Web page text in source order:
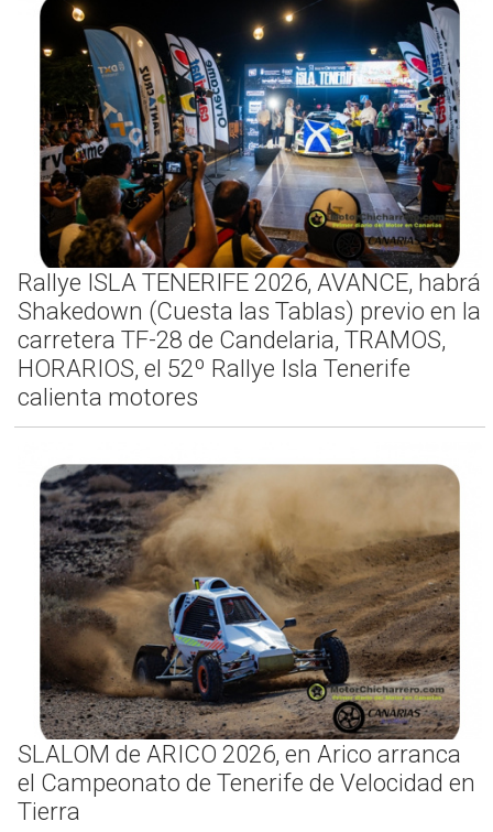
Rallye ISLA TENERIFE 2026, AVANCE, habrá
Shakedown (Cuesta las Tablas) previo en la
carretera TF-28 de Candelaria, TRAMOS,
HORARIOS, el 52º Rallye Isla Tenerife
calienta motores
SLALOM de ARICO 2026, en Arico arranca
el Campeonato de Tenerife de Velocidad en
Tierra